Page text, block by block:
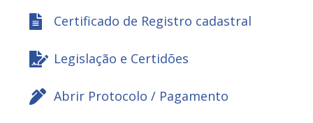
Certificado de Registro cadastral
Legislação e Certidões
Abrir Protocolo / Pagamento